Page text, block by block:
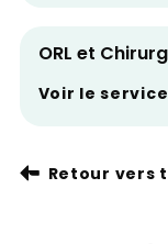
ORL et
Voir le service
Retour vers